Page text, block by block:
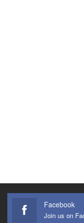
Facebook
Join us on